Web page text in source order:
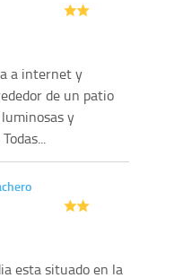
a internet y
de un patio
y
esta situado en la